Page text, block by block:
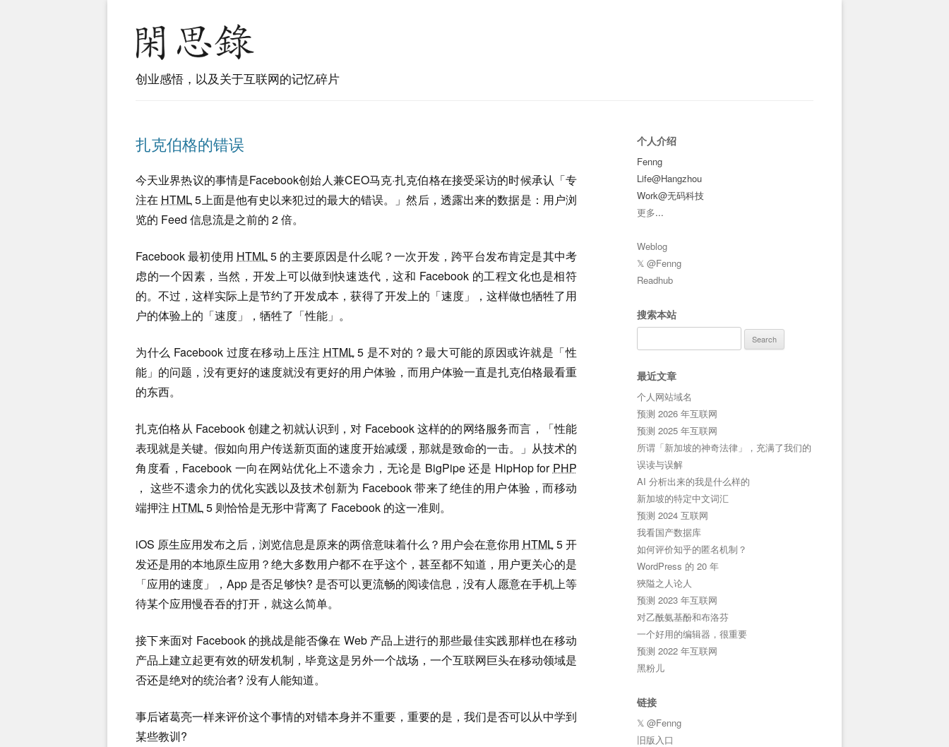
创业感悟，以及关于互联网的记忆碎片
扎克伯格的错误
今天业界热议的事情是Facebook创始人兼CEO马克·扎克伯格在接受采访的时候承认「专
注在 HTML5上面是他有史以来犯过的最大的错误。」然后，透露出来的数据是：用户浏
览的 Feed 信息流是之前的 2 倍。
Facebook 最初使用 HTML5 的主要原因是什么呢？一次开发，跨平台发布肯定是其中考
虑的一个因素，当然，开发上可以做到快速迭代，这和 Facebook 的工程文化也是相符
的。不过，这样实际上是节约了开发成本，获得了开发上的「速度」，这样做也牺牲了用
户的体验上的「速度」，牺牲了「性能」。
为什么 Facebook 过度在移动上压注 HTML5 是不对的？最大可能的原因或许就是「性
能」的问题，没有更好的速度就没有更好的用户体验，而用户体验一直是扎克伯格最看重
的东西。
扎克伯格从 Facebook 创建之初就认识到，对 Facebook 这样的的网络服务而言，「性能
表现就是关键。假如向用户传送新页面的速度开始减缓，那就是致命的一击。」从技术的
角度看，Facebook 一向在网站优化上不遗余力，无论是 BigPipe 还是 HipHop for PHP
， 这些不遗余力的优化实践以及技术创新为 Facebook 带来了绝佳的用户体验，而移动
端押注 HTML5 则恰恰是无形中背离了 Facebook 的这一准则。
iOS 原生应用发布之后，浏览信息是原来的两倍意味着什么？用户会在意你用 HTML5 开
发还是用的本地原生应用？绝大多数用户都不在乎这个，甚至都不知道，用户更关心的是
「应用的速度」，App 是否足够快? 是否可以更流畅的阅读信息，没有人愿意在手机上等
待某个应用慢吞吞的打开，就这么简单。
接下来面对 Facebook 的挑战是能否像在 Web 产品上进行的那些最佳实践那样也在移动
产品上建立起更有效的研发机制，毕竟这是另外一个战场，一个互联网巨头在移动领域是
否还是绝对的统治者? 没有人能知道。
事后诸葛亮一样来评价这个事情的对错本身并不重要，重要的是，我们是否可以从中学到
某些教训?
个人介绍
Fenng
Life@Hangzhou
Work@无码科技
更多...
Weblog
𝕏 @Fenng
Readhub
搜索本站
for:
最近文章
个人网站域名
预测 2026 年互联网
预测 2025 年互联网
所谓「新加坡的神奇法律」，充满了我们的
误读与误解
AI 分析出来的我是什么样的
新加坡的特定中文词汇
预测 2024 互联网
我看国产数据库
如何评价知乎的匿名机制？
WordPress 的 20 年
狹隘之人论人
预测 2023 年互联网
对乙酰氨基酚和布洛芬
一个好用的编辑器，很重要
预测 2022 年互联网
黑粉儿
链接
𝕏 @Fenng
旧版入口